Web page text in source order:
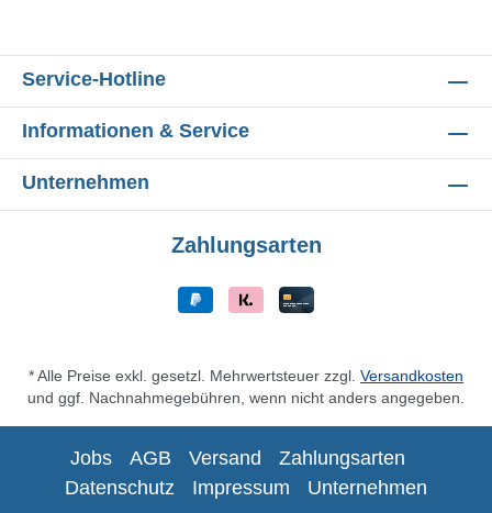
Service-Hotline
Informationen & Service
Unternehmen
Zahlungsarten
* Alle Preise exkl. gesetzl. Mehrwertsteuer zzgl. Versandkosten
und ggf. Nachnahmegebühren, wenn nicht anders angegeben.
Jobs AGB Versand
Zahlungsarten
Datenschutz
Impressum Unternehmen